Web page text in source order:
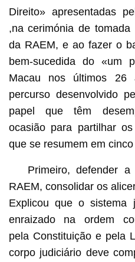
Direito» apresentadas
,na cerimónia de
da RAEM, e ao fazer o
bem-sucedida do «um
Macau nos últimos 26
percurso desenvolvido
papel que têm
ocasião para partilhar
que se resumem em
Primeiro, defender
RAEM, consolidar os
Explicou que o sistema
enraizado na ordem
pela Constituição e pela
corpo judiciário deve